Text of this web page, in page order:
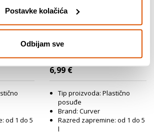
Postavke kolačića
Odbijam sve
2,3 L,
od 1 do 5
CURVER posuda za
miješanje, 3 L, 25,8 x 24,3 x
14,9 cm, Bijela boja
6,99 €
Tip proizvoda: Plastično
posuđe
Brand: Curver
Razred zapremine: od 1 do 5
l